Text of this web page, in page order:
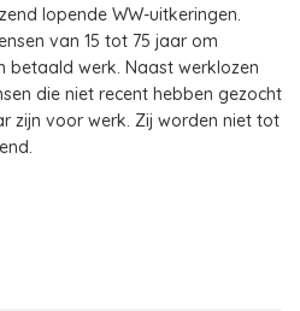
lopende WW-uitkeringen.
van 15 tot 75 jaar om
betaald werk. Naast werklozen
die niet recent hebben gezocht
zijn voor werk. Zij worden niet tot